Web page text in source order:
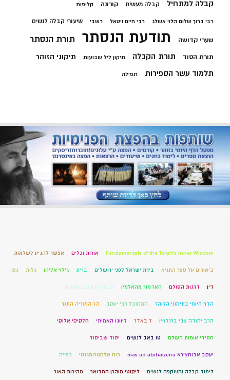
קבלה למתחיל קבלה מעשית קורונה קליפות
רבי ברוך שלום הלוי אשלג רבי חיים ויטאל רשבי שיעורי קבלה לנשים
שערי קדושה תודעת הנסתר תורת הנסתר
תורת הסוד תורת הקבלה תיקון ליל שבועות תיקוני הזוהר
תלמוד עשר הספירות תפילה
Fundamentals of the Torah’s Inner Wisdom אורות וכלים אפשר להגיע לשלמות
ביאורים על ספר התניא בירת ישראל לפני ירושלים ברית גילוי אליהו גלות גפן
דין דרגות הסולם האדמור מהאלמין הבעל שם טוב ספרים
הדף היומי בתיקוני הזוהר המקובל רבי יעקב הר המוריה התנך
הרב יהודה צבי ברנדויין ז באדר זיווגו האמיתי חלקיקי אלוקי
חסידי אומות העולם טו באב לנשים יסוד שביסוד
יעקב אבוחצירא mas ud abihatzeira כוח אלקטרומגנטי כפייה
לימוד קבלה והשקפה לנשים ליקוטי מוהרן המבואר מהירות האור